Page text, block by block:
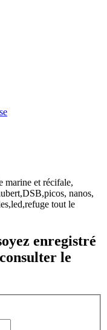
marine et récifale,
nanos,
tout le
enregistré
le